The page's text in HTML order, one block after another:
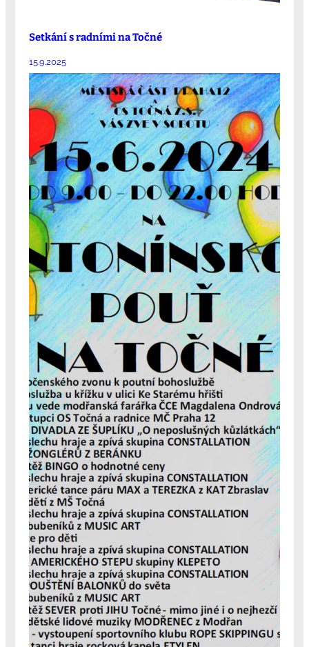
Setkání s radními na Točné
15.9.2025